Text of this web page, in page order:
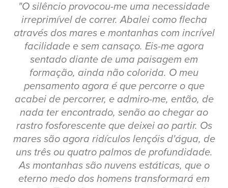
"O silêncio provocou-me uma necessidade
irreprimível de correr. Abalei como flecha
através dos mares e montanhas com incrível
facilidade e sem cansaço. Eis-me agora
sentado diante de uma paisagem em
formação, ainda não colorida. O meu
pensamento agora é que percorre o que
acabei de percorrer, e admiro-me, então, de
nada ter encontrado, senão ao chegar ao
rastro fosforescente que deixei ao partir. Os
mares são agora ridículos lençóis d'água, de
uns três ou quatro palmos de profundidade.
As montanhas são nuvens estáticas, que o
eterno medo dos homens transformará em